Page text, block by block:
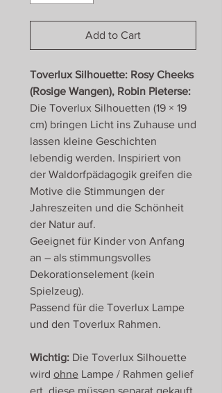
Add to Cart
Toverlux Silhouette: Rosy Cheeks
(Rosige Wangen), Robin Pieterse:
Die Toverlux Silhouetten (19 × 19
cm) bringen Licht ins Zuhause und
lassen kleine Geschichten
lebendig werden. Inspiriert von
der Waldorfpädagogik greifen die
Motive die Stimmungen der
Jahreszeiten und die Schönheit
der Natur auf.
Geeignet für Kinder von Anfang
an – als stimmungsvolles
Dekorationselement (kein
Spielzeug).
Passend für die Toverlux Lampe
und den Toverlux Rahmen.
Wichtig: Die Toverlux Silhouette
wird ohne Lampe / Rahmen gelief
ert, diese müssen separat gekauft